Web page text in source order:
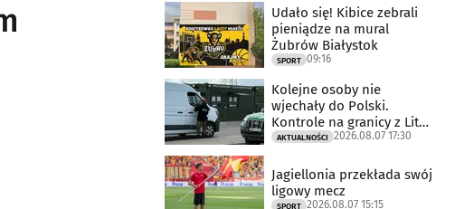
Udało się! Kibice zebrali
pieniądze na mural
Żubrów Białystok
SPORT 09:16
Kolejne osoby nie
wjechały do Polski.
Kontrole na granicy z Litwą
trwają
AKTUALNOŚCI 2026.08.07 17:30
Jagiellonia przekłada swój
ligowy mecz
SPORT 2026.08.07 15:15